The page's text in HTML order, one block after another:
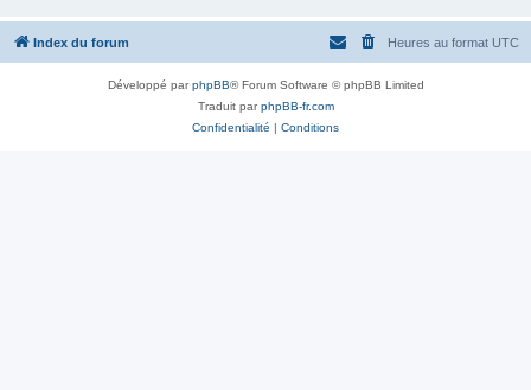
Index du forum Heures au format UTC
Développé parphpBB® Forum Software © phpBB Limited
Traduit parphpBB-fr.com
Confidentialité | Conditions